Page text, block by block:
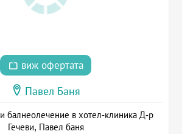
виж офертата
Павел Баня
балнеолечение в хотел-клиника Д-р
Гечеви, Павел баня